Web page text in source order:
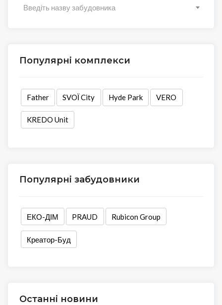
Введіть назву забудовника
Популярні комплекси
Father SVOЇ City Hyde Park VERO
KREDO Unit
Популярні забудовники
ЕКО-ДІМ PRAUD Rubicon Group
Креатор-Буд
Останні новини